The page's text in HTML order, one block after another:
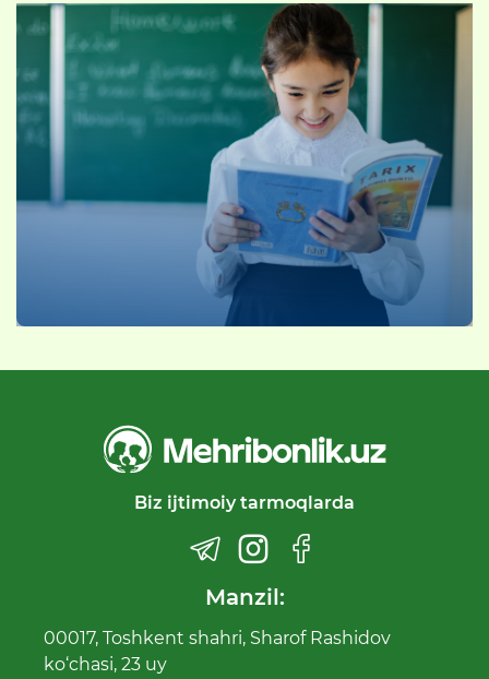
Biz ijtimoiy tarmoqlarda
Manzil:
00017, Toshkent shahri, Sharof Rashidov
ko‘chasi, 23 uy